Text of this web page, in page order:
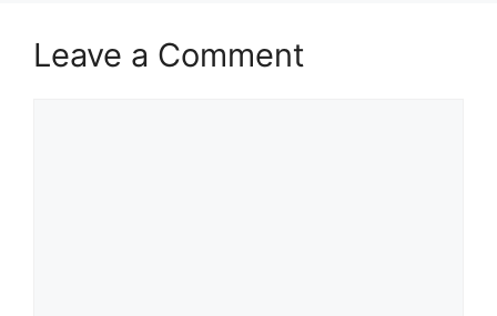
Leave a Comment